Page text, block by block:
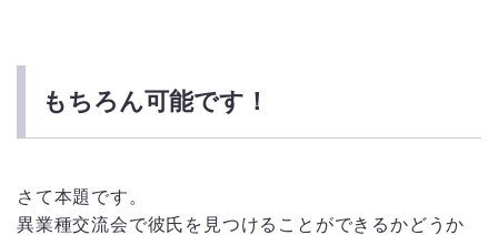
もちろん可能です！
さて本題です。
異業種交流会で彼氏を見つけることができるかどうか